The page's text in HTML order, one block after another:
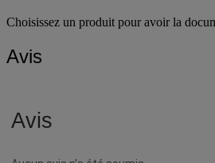
Choisissez un produit pour avoir la
Avis